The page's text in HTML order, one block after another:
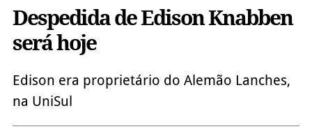
Despedida de Edison Knabben
será hoje
Edison era proprietário do Alemão Lanches,
na UniSul